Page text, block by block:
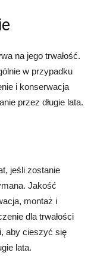
na jego trwałość.
w przypadku
i konserwacja
przez długie lata.
jeśli zostanie
Jakość
montaż i
dla trwałości
aby cieszyć się
lata.